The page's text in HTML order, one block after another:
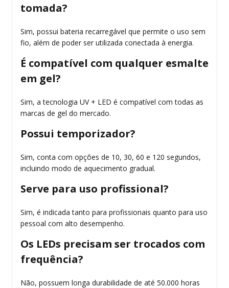
tomada?
Sim, possui bateria recarregável que permite o uso sem
fio, além de poder ser utilizada conectada à energia.
É compatível com qualquer esmalte
em gel?
Sim, a tecnologia UV + LED é compatível com todas as
marcas de gel do mercado.
Possui temporizador?
Sim, conta com opções de 10, 30, 60 e 120 segundos,
incluindo modo de aquecimento gradual.
Serve para uso profissional?
Sim, é indicada tanto para profissionais quanto para uso
pessoal com alto desempenho.
Os LEDs precisam ser trocados com
frequência?
Não, possuem longa durabilidade de até 50.000 horas